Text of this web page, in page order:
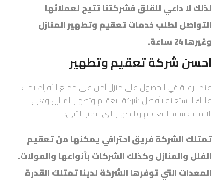
لذلك لا داعي للقلق فشركتنا تتيح لعملائها
التواصل لطلب خدمات تعقيم وتطهير المنازل
وغيرها 24 ساعة.
احسن شركة تعقيم وتطهير
عند الرغبة في الحصول على منزل آمن على جميع الأفراد، يجب
عليك الاستعانة بأفضل شركة لتعقيم وتطهير المنازل وهي
الالمانية سبيد للتعقيم والتطهير التي تتميز بالآتي:
تمتلك الشركة فريق احترافي يمكنها من تعقيم
الفلل والمنازل وكذلك الشركات بأنواعها والمولات.
المعدات التي توفرها الشركة لدينا تمتلك القدرة